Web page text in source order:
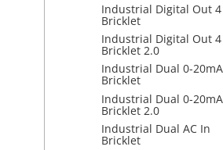
Industrial Digital Out 4
Bricklet
Industrial Digital Out 4
Bricklet 2.0
Industrial Dual 0-20mA
Bricklet
Industrial Dual 0-20mA
Bricklet 2.0
Industrial Dual AC In
Bricklet